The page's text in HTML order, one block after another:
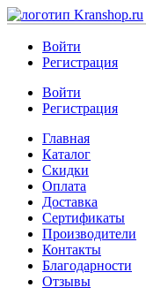
Войти
Регистрация
Войти
Регистрация
Главная
Каталог
Скидки
Оплата
Доставка
Сертификаты
Производители
Контакты
Благодарности
Отзывы